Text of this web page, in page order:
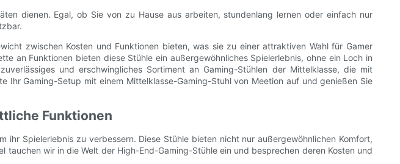
dienen. Egal, ob Sie von zu Hause aus arbeiten, stundenlang lernen oder einfach nur
zwischen Kosten und Funktionen bieten, was sie zu einer attraktiven Wahl für Gamer
an Funktionen bieten diese Stühle ein außergewöhnliches Spielerlebnis, ohne ein Loch in
und erschwingliches Sortiment an Gaming-Stühlen der Mittelklasse, die mit
Ihr Gaming-Setup mit einem Mittelklasse-Gaming-Stuhl von Meetion auf und genießen Sie
Funktionen
Spielerlebnis zu verbessern. Diese Stühle bieten nicht nur außergewöhnlichen Komfort,
wir in die Welt der High-End-Gaming-Stühle ein und besprechen deren Kosten und